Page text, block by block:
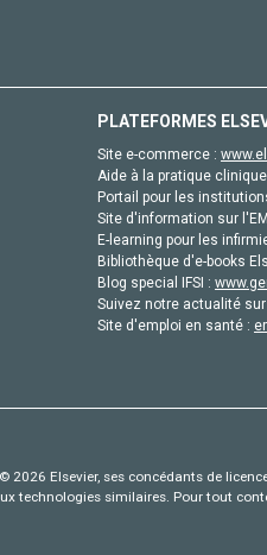
PLATEFORMES
Site e-commerce :
Aide à la pratique
Portail pour les
Site d'information sur
E-learning pour les
Bibliothèque d'e-books
Blog special IFSI :
Suivez notre actualité
Site d'emploi en santé :
2026 Elsevier, ses concédants de
technologies similaires. Pour tout